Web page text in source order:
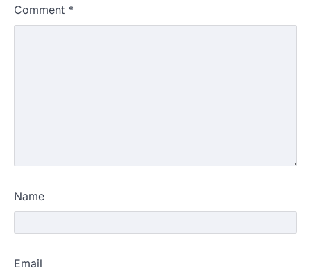
Comment *
Name
Email